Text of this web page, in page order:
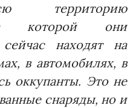
территорию
которой они
находят на
в автомобилях, в
оккупанты. Это не
снаряды, но и